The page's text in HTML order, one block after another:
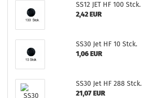
SS12 JET HF 100 Stck.
2,42 EUR
SS30 Jet HF 10 Stck.
1,06 EUR
SS30 Jet HF 288 Stck.
21,07 EUR